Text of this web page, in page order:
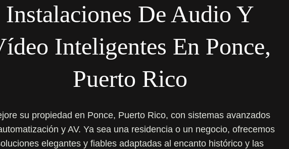
Instalaciones De Audio Y
Inteligentes En Ponce,
Puerto Rico
su propiedad en Ponce, Puerto Rico, con sistemas avanzados
y AV. Ya sea una residencia o un negocio, ofrecemos
elegantes y fiables adaptadas al encanto histórico y las